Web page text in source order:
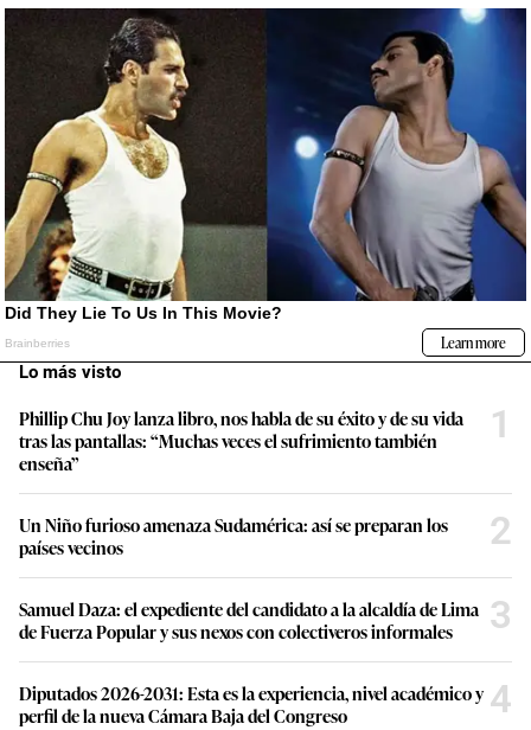
Lo más visto
Phillip Chu Joy lanza libro, nos habla de su éxito y de su vida
tras las pantallas: “Muchas veces el sufrimiento también
enseña”
1
Un Niño furioso amenaza Sudamérica: así se preparan los
países vecinos
2
Samuel Daza: el expediente del candidato a la alcaldía de Lima
de Fuerza Popular y sus nexos con colectiveros informales
3
Diputados 2026-2031: Esta es la experiencia, nivel académico y
perfil de la nueva Cámara Baja del Congreso
4